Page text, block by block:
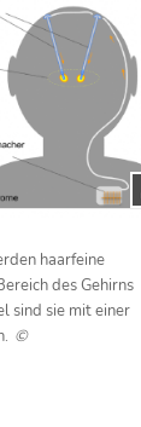
haarfeine
des Gehirns
sind sie mit einer
©